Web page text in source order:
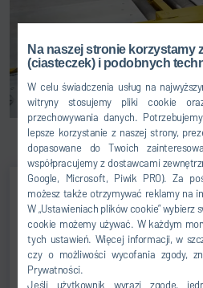
Na naszej stronie korzystamy
(ciasteczek) i podobnych
W celu świadczenia usług na
witryny stosujemy pliki cookie
przechowywania danych.
lepsze korzystanie z naszej strony,
dopasowane do Twoich
współpracujemy z dostawcami
Google, Microsoft, Piwik PRO). Za
możesz także otrzymywać reklamy na
W „Ustawieniach plików cookie”
cookie możemy używać. W każdym
tych ustawień. Więcej informacji, w
czy o możliwości wycofania zgody,
Prywatności.
Jeśli użytkownik wyrazi zgodę,
Jörg
END OF
VEHICLE